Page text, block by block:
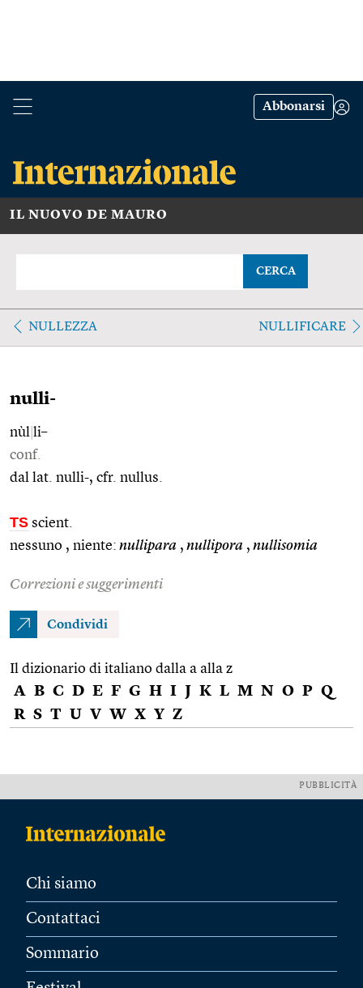
Abbonarsi
IL NUOVO DE MAURO
CERCA
NULLEZZA NULLIFICARE
nulli-
nùl li–
conf.
dal lat. nulli-, cfr. nullus.
TS scient.
nessuno , niente: nullipara , nullipora , nullisomia
Correzioni e suggerimenti
Condividi
Il dizionario di italiano dalla a alla z
A B C D E F G H I J K L M N O P Q
R S T U V W X Y Z
PUBBLICITÀ
Chi siamo
Contattaci
Sommario